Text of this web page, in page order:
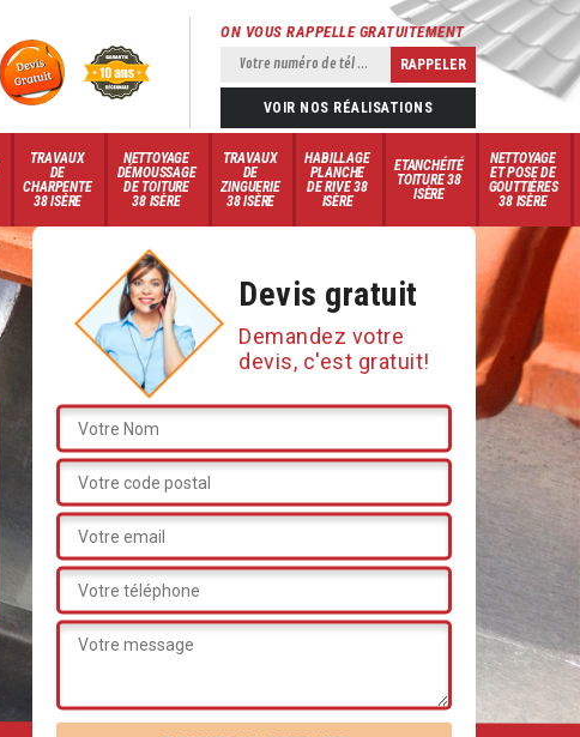
ON VOUS RAPPELLE GRATUITEMENT
VOIR NOS RÉALISATIONS
TRAVAUX
DE
CHARPENTE
38 ISÈRE
NETTOYAGE
DÉMOUSSAGE
DE TOITURE
38 ISÈRE
TRAVAUX
DE
ZINGUERIE
38 ISÈRE
HABILLAGE
PLANCHE
DE RIVE 38
ISÈRE
ETANCHÉITÉ
TOITURE 38
ISÈRE
NETTOYAGE
ET POSE DE
GOUTTIÈRES
38 ISÈRE
Devis gratuit
Demandez votre
devis, c'est gratuit!